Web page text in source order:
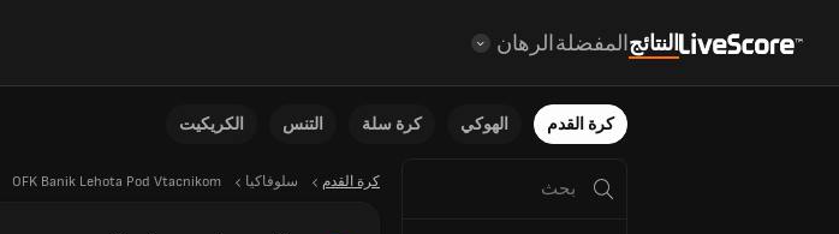
النتائجالمفضلةالرهان
كرة القدم الهوكي كرة سلة التنس الكريكيت
كرة القدم سلوفاكيا OFK Banik Lehota Pod Vtacnikom